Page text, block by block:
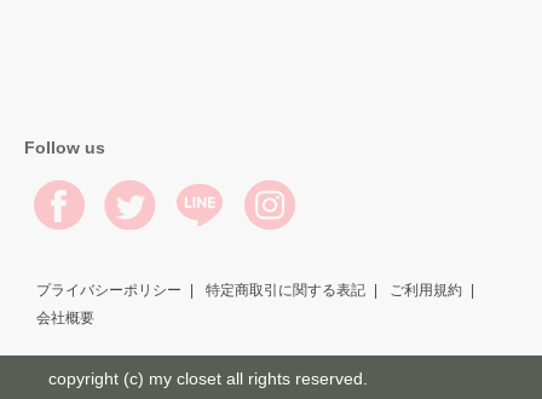
Follow us
プライバシーポリシー 特定商取引に関する表記
ご利用規約
会社概要
copyright (c) my closet all rights reserved.